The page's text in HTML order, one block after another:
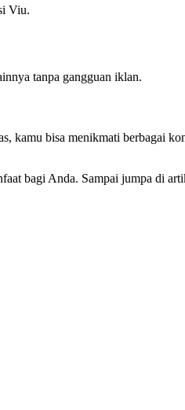
Viu.
tanpa gangguan iklan.
kamu bisa menikmati berbagai
bagi Anda. Sampai jumpa di